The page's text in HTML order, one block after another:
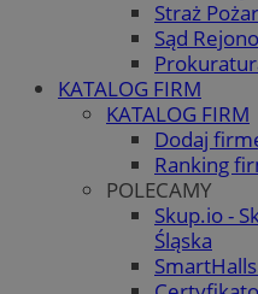
Straż
Sąd
KATALOG FIRM
KATALOG FIRM
Dodaj
Ranking
POLECAMY
Skup.io -
Śląska